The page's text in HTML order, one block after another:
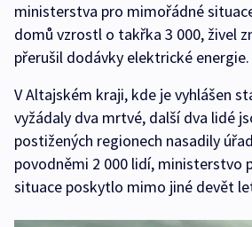
ministerstva pro mimořádné
domů vzrostl o takřka 3 000, živel
přerušil dodávky elektrické energie.
V Altajském kraji, kde je vyhlášen
vyžádaly dva mrtvé, další dva lidé
postižených regionech nasadily
povodněmi 2 000 lidí, ministerstvo
situace poskytlo mimo jiné devět